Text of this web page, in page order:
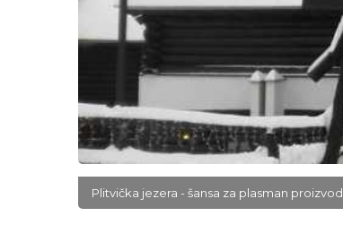
Plitvička jezera - šansa za plasman